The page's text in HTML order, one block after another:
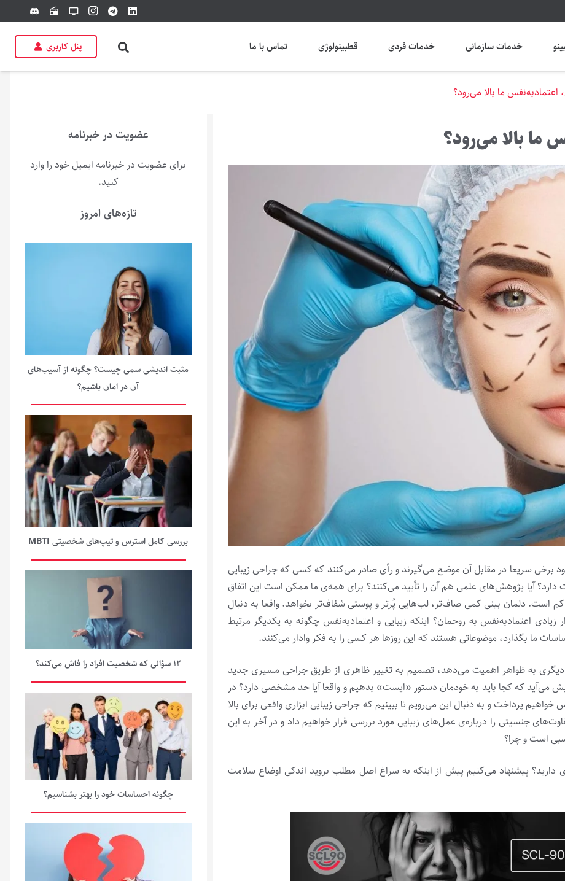
tv
radio
discord
خدمات سازمانی خدمات فردی قطبینولوژی تماس با ما پنل کاربری
اعتمادبه‌نفس ما بالا می‌رود؟
ما بالا می‌رود؟
برخی سریعا در مقابل آن موضع می‌گیرند و رأی صادر می‌کنند که کسی که جراحی زیبایی
آیا پژوهش‌های علمی هم آن را تأیید می‌کنند؟ برای همه‌ی ما ممکن است این اتفاق
است. دلمان بینی کمی صاف‌تر، لب‌هایی پُرتر و پوستی شفاف‌تر بخواهد. واقعا به دنبال
اعتمادبه‌نفس به روحمان؟ اینکه زیبایی و اعتمادبه‌نفس چگونه به یکدیگر مرتبط
ما بگذارد، موضوعاتی هستند که این روزها هر کسی را به فکر وادار می‌کنند.
به ظواهر اهمیت می‌دهد، تصمیم به تغییر ظاهری از طریق جراحی مسیری جدید
می‌آید که کجا باید به خودمان دستور «ایست» بدهیم و واقعا آیا حد مشخصی دارد؟ در
پرداخت و به دنبال این می‌رویم تا ببینیم که جراحی زیبایی ابزاری واقعی برای بالا
جنسیتی را درباره‌ی عمل‌های زیبایی مورد بررسی قرار خواهیم داد و در آخر به این
است و چرا؟
پیشنهاد می‌کنیم پیش از اینکه به سراغ اصل مطلب بروید اندکی اوضاع سلامت
عضویت در خبرنامه
برای عضویت در خبرنامه ایمیل خود را وارد
کنید.
تازه‌های امروز
مثبت‌ اندیشی سمی چیست؟ چگونه از آسیب‌های
آن در امان باشیم؟
بررسی کامل استرس و تیپ‌های شخصیتی MBTI
۱۲ سؤالی که شخصیت افراد را فاش می‌کند؟
چگونه احساسات خود را بهتر بشناسیم؟